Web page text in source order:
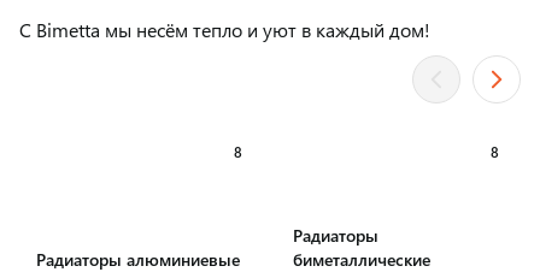
С Bimetta мы несём тепло и уют в каждый дом!
Радиаторы алюминиевые
8
Радиаторы
биметаллические
8